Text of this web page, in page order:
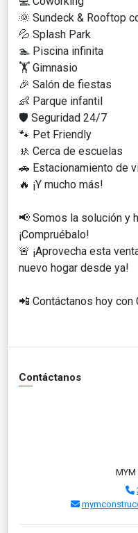
🌞 Sundeck & Rooftop
💦 Splash Park
🏊 Piscina infinita
🏋️ Gimnasio
🎉 Salón de fiestas
👶 Parque infantil
🛡️ Seguridad 24/7
🐾 Pet Friendly
🚸 Cerca de escuelas
🚗 Estacionamiento de
🔥 ¡Y mucho más!
📢 Somos la solución y
¡Compruébalo!
🚨 ¡Aprovecha esta
nuevo hogar desde ya!
📲 Contáctanos hoy con
Contáctanos
MYM